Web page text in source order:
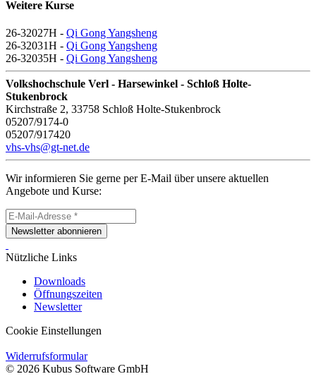
Weitere Kurse
26-32027H - Qi Gong Yangsheng
26-32031H - Qi Gong Yangsheng
26-32035H - Qi Gong Yangsheng
Volkshochschule Verl - Harsewinkel - Schloß Holte-
Stukenbrock
Kirchstraße 2, 33758 Schloß Holte-Stukenbrock
05207/9174-0
05207/917420
vhs-vhs@gt-net.de
Wir informieren Sie gerne per E-Mail über unsere aktuellen
Angebote und Kurse:
Newsletter abonnieren
Nützliche Links
Downloads
Öffnungszeiten
Newsletter
Cookie Einstellungen
Widerrufsformular
© 2026 Kubus Software GmbH